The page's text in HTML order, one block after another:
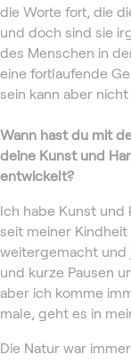
die Worte fort, die
und doch sind sie
des Menschen in
eine fortlaufende
sein kann aber
Wann hast du mit
deine Kunst und
entwickelt?
Ich habe Kunst und
seit meiner
weitergemacht und
und kurze Pausen
aber ich komme
male, geht es in
Die Natur war